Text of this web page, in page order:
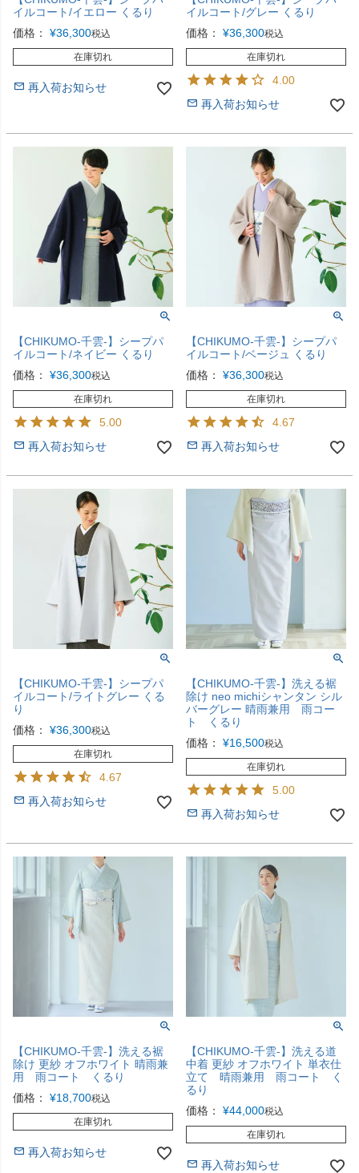
イルコート/イエロー くるり
価格：
¥36,300税込
在庫切れ
再入荷お知らせ
イルコート/グレー くるり
価格：
¥36,300税込
在庫切れ
4.00
再入荷お知らせ
【CHIKUMO-千雲-】シープパ
イルコート/ネイビー くるり
価格：
¥36,300税込
在庫切れ
5.00
再入荷お知らせ
【CHIKUMO-千雲-】シープパ
イルコート/ベージュ くるり
価格：
¥36,300税込
在庫切れ
4.67
再入荷お知らせ
【CHIKUMO-千雲-】シープパ
イルコート/ライトグレー くる
り
価格：
¥36,300税込
在庫切れ
4.67
再入荷お知らせ
【CHIKUMO-千雲-】洗える裾
除け neo michiシャンタン シル
バーグレー 晴雨兼用 雨コー
ト くるり
価格：
¥16,500税込
在庫切れ
5.00
再入荷お知らせ
【CHIKUMO-千雲-】洗える裾
除け 更紗 オフホワイト 晴雨兼
用 雨コート くるり
価格：
¥18,700税込
在庫切れ
再入荷お知らせ
【CHIKUMO-千雲-】洗える道
中着 更紗 オフホワイト 単衣仕
立て 晴雨兼用 雨コート く
るり
価格：
¥44,000税込
在庫切れ
再入荷お知らせ